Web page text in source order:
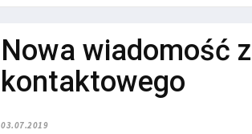
Nowa wiadomość
kontaktowego
03.07.2019